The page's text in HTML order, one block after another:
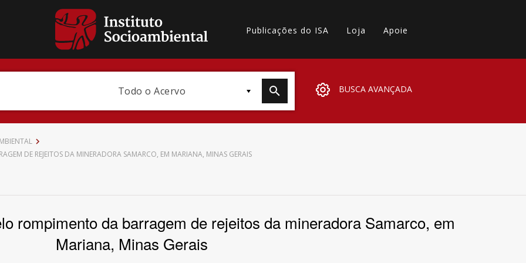
Publicações do ISA Loja Apoie
Todo o Acervo BUSCA AVANÇADA
Bioma / Bacia
DE REJEITOS DA MINERADORA SAMARCO, EM MARIANA, MINAS GERAIS
rompimento da barragem de rejeitos da mineradora Samarco, em
Mariana, Minas Gerais